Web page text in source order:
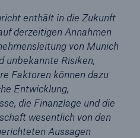
enthält in die Zukunft
derzeitigen Annahmen
von Munich
unbekannte Risiken,
Faktoren können dazu
Entwicklung,
die Finanzlage und die
wesentlich von den
Aussagen